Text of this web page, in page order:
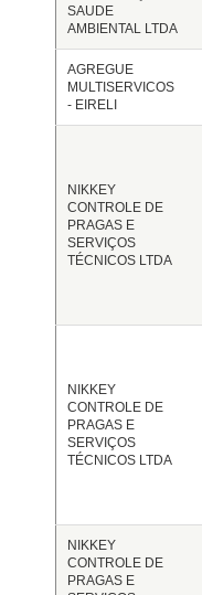
SAUDE
AMBIENTAL LTDA
AGREGUE
MULTISERVICOS
- EIRELI
NIKKEY
CONTROLE DE
PRAGAS E
SERVIÇOS
TÉCNICOS LTDA
NIKKEY
CONTROLE DE
PRAGAS E
SERVIÇOS
TÉCNICOS LTDA
NIKKEY
CONTROLE DE
PRAGAS E